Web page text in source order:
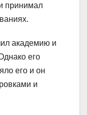
принимал
академию и
его
его и он
и